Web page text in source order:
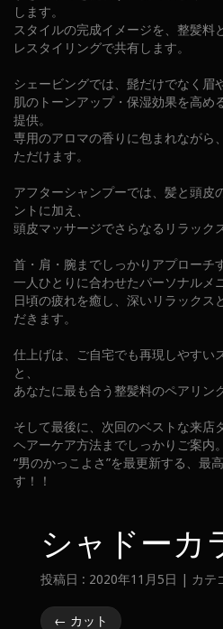
します。
スタイルの完成イメージを、整髪料
レスタイリングで共有します。
シェービングでは、髭だけでなく眉
肌のトーンアップ・保湿効果を高め
提供。
専用のアロマの香りに包まれながら
ただけます。
アフターシャンプーでは、髪と頭皮
ントに加え、
頭皮マッサージでさらなるリラック
首・肩・腕までしっかりアプローチ
一人ひとりに合わせたパーソナルメ
日頃の疲れを癒し、深いリラックス
だきます。
仕上げは、ご自宅でも再現しやすい
と、
あなたに最も合う整髪料のペアリン
そして最後に、次回のベストな来店
ヘアーケア方法までしっかりご案内。
“男のかっこよさ”を最更新する、最
す！！
シャドーカ
投稿日 : 2020年11月5日 | カテ
← カット